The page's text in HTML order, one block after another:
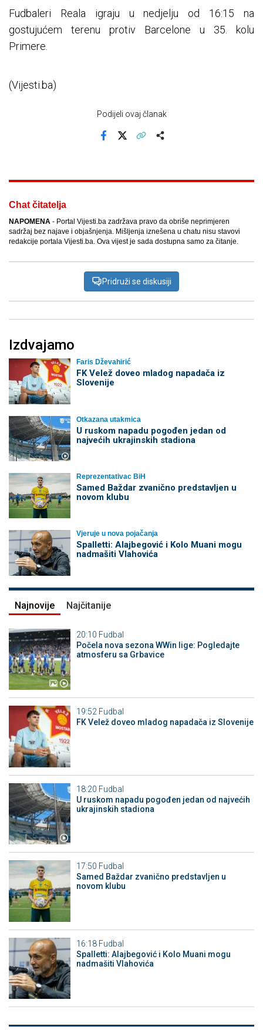
Fudbaleri Reala igraju u nedjelju od 16:15 na
gostujućem terenu protiv Barcelone u 35. kolu
Primere.
(Vijesti.ba)
Podijeli ovaj članak
Chat čitatelja
NAPOMENA - Portal Vijesti.ba zadržava pravo da obriše neprimjeren
sadržaj bez najave i objašnjenja. Mišljenja iznešena u chatu nisu stavovi
redakcije portala Vijesti.ba. Ova vijest je sada dostupna samo za čitanje.
Pridruži se diskusiji
Izdvajamo
Faris Dževahirić
FK Velež doveo mladog napadača iz
Slovenije
Otkazana utakmica
U ruskom napadu pogođen jedan od
najvećih ukrajinskih stadiona
Reprezentativac BiH
Samed Baždar zvanično predstavljen u
novom klubu
Vjeruje u nova pojačanja
Spalletti: Alajbegović i Kolo Muani mogu
nadmašiti Vlahovića
Najnovije Najčitanije
20:10 Fudbal
Počela nova sezona WWin lige: Pogledajte
atmosferu sa Grbavice
19:52 Fudbal
FK Velež doveo mladog napadača iz Slovenije
18:20 Fudbal
U ruskom napadu pogođen jedan od najvećih
ukrajinskih stadiona
17:50 Fudbal
Samed Baždar zvanično predstavljen u
novom klubu
16:18 Fudbal
Spalletti: Alajbegović i Kolo Muani mogu
nadmašiti Vlahovića